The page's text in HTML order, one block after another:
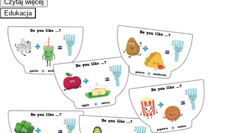
Czytaj więcej
Edukacja